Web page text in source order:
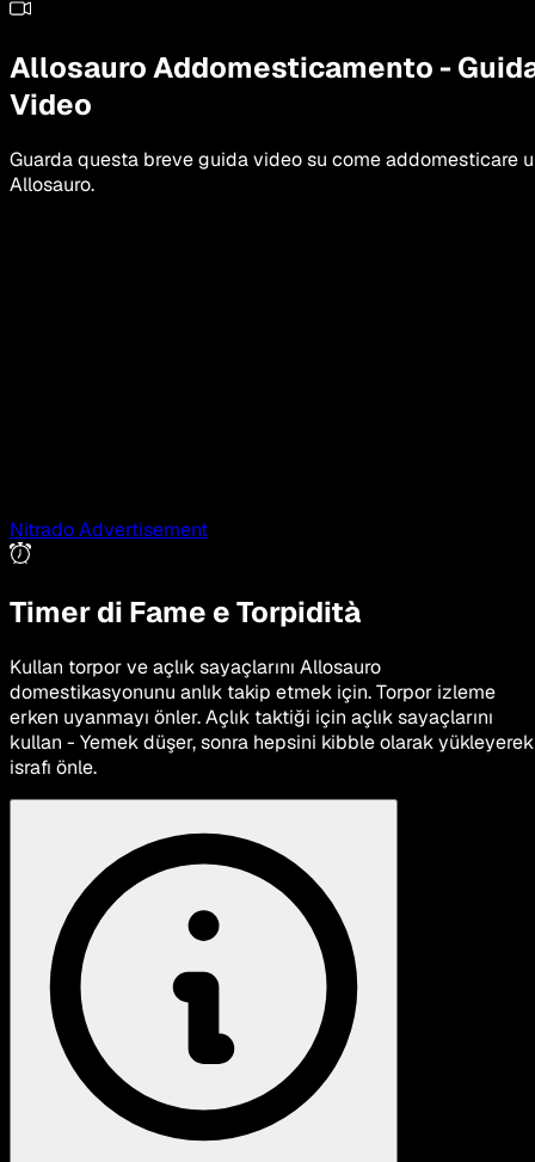
AllosauroAddomesticamento-
Video
Guarda questa breve guida video su come addomesticare
Allosauro.
Nitrado Advertisement
Timer di Fame e Torpidità
Kullan torpor ve açlık sayaçlarını Allosauro
domestikasyonunu anlık takip etmek için. Torpor izleme
erken uyanmayı önler. Açlık taktiği için açlık sayaçlarını
kullan - Yemek düşer, sonra hepsini kibble olarak yükleyerek
israfı önle.